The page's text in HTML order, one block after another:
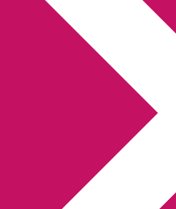
Deckare,
Hem
Kriminalroman
You are here: Tematrio